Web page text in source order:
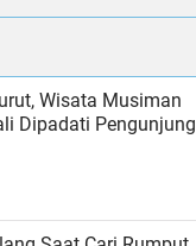
Wisata Musiman
Dipadati Pengunjung